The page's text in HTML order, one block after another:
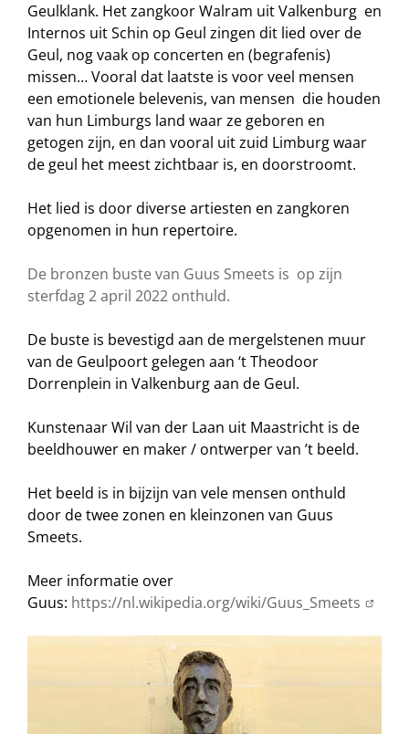
Geulklank. Het zangkoor Walram uit Valkenburg en
Internos uit Schin op Geul zingen dit lied over de
Geul, nog vaak op concerten en (begrafenis)
missen… Vooral dat laatste is voor veel mensen
een emotionele belevenis, van mensen die houden
van hun Limburgs land waar ze geboren en
getogen zijn, en dan vooral uit zuid Limburg waar
de geul het meest zichtbaar is, en doorstroomt.
Het lied is door diverse artiesten en zangkoren
opgenomen in hun repertoire.
De bronzen buste van Guus Smeets is op zijn
sterfdag 2 april 2022 onthuld.
De buste is bevestigd aan de mergelstenen muur
van de Geulpoort gelegen aan ‘t Theodoor
Dorrenplein in Valkenburg aan de Geul.
Kunstenaar Wil van der Laan uit Maastricht is de
beeldhouwer en maker / ontwerper van ’t beeld.
Het beeld is in bijzijn van vele mensen onthuld
door de twee zonen en kleinzonen van Guus
Smeets.
Meer informatie over
Guus: https://nl.wikipedia.org/wiki/Guus_Smeets